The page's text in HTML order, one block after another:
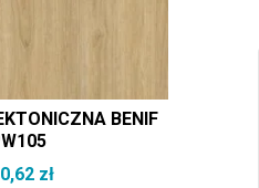
BENIF
zł